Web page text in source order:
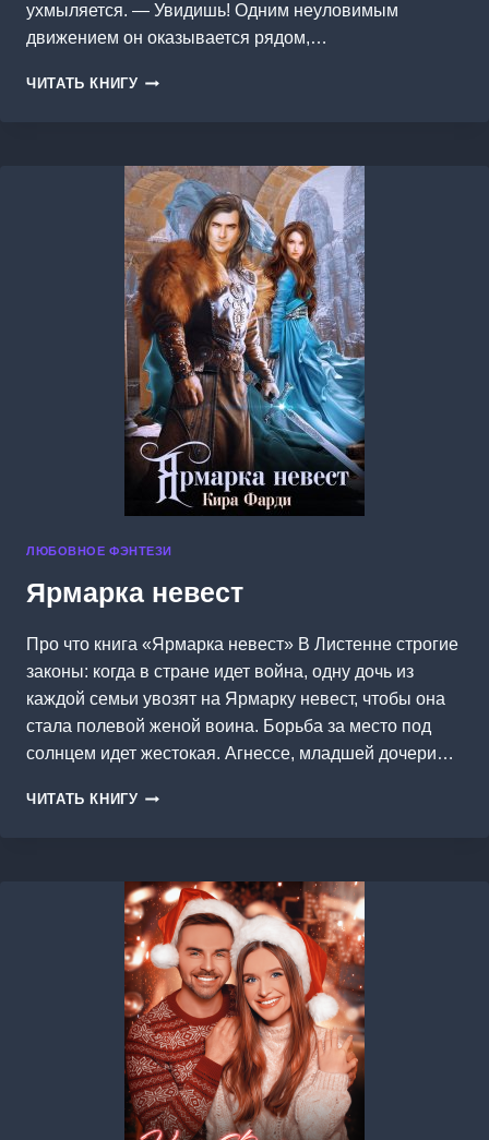
ухмыляется. — Увидишь! Одним неуловимым
движением он оказывается рядом,…
ЧИТАТЬ КНИГУ СПОРИМ,
ЛЮБОВНОЕ ФЭНТЕЗИ
Ярмарка невест
Про что книга «Ярмарка невест» В Листенне строгие
законы: когда в стране идет война, одну дочь из
каждой семьи увозят на Ярмарку невест, чтобы она
стала полевой женой воина. Борьба за место под
солнцем идет жестокая. Агнессе, младшей дочери…
ЧИТАТЬ КНИГУ ЯРМАРКА